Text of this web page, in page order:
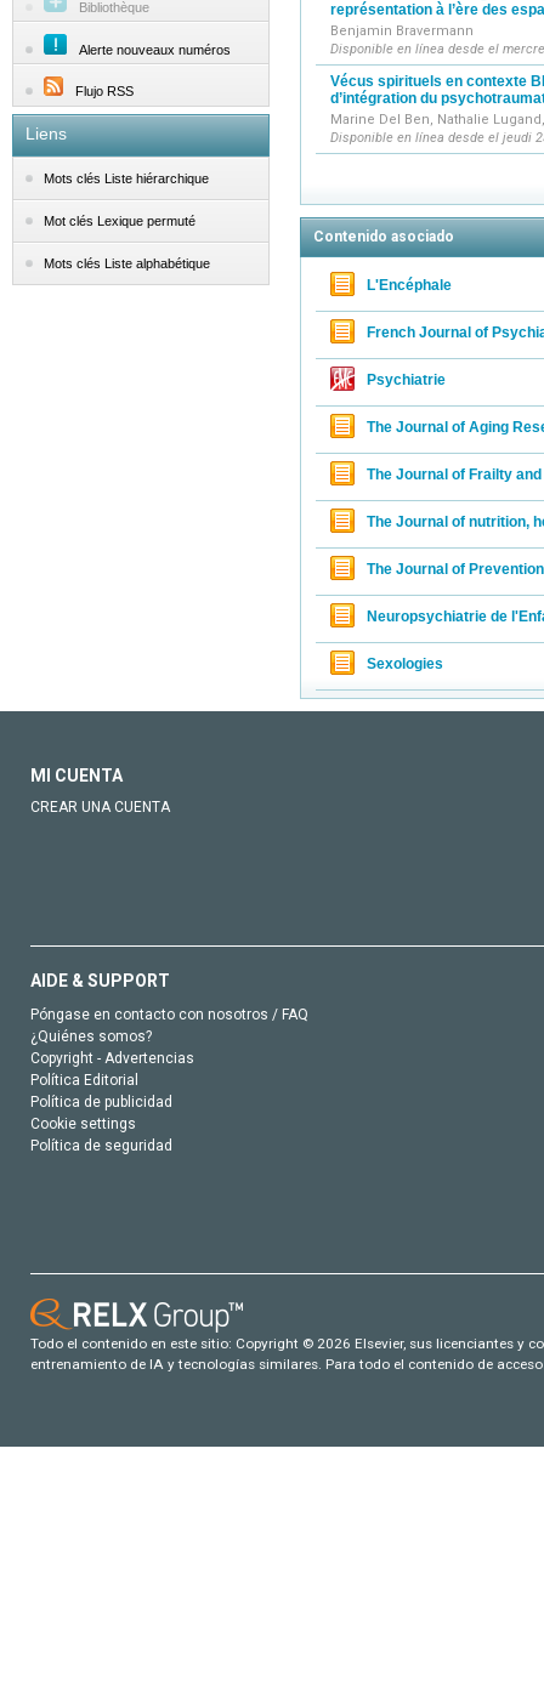
Bibliothèque
Alerte nouveaux numéros
Flujo RSS
Liens
Mots clés Liste hiérarchique
Mot clés Lexique permuté
Mots clés Liste alphabétique
représentation à l’ère des
Benjamin Bravermann
Disponible en línea desde el
Vécus spirituels en contexte
d’intégration du
Marine Del Ben, Nathalie
Disponible en línea desde el jeudi
Contenido asociado
L'Encéphale
French Journal of
Psychiatrie
The Journal of Aging
The Journal of Frailty
The Journal of nutrition,
The Journal of
Neuropsychiatrie de
Sexologies
MI CUENTA
CREAR UNA CUENTA
AIDE & SUPPORT
Póngase en contacto con nosotros / FAQ
¿Quiénes somos?
Copyright - Advertencias
Política Editorial
Política de publicidad
Cookie settings
Política de seguridad
Todo el contenido en este sitio: Copyright © 2026 Elsevier, sus licenciantes y
entrenamiento de IA y tecnologías similares. Para todo el contenido de